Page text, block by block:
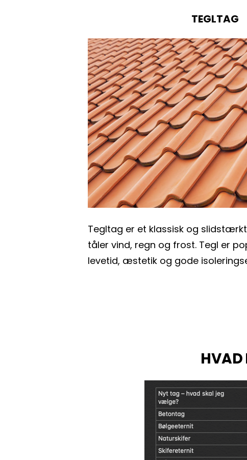
TEGLTAG
Tegltag er et klassisk og
tåler vind, regn og frost. Tegl er
levetid, æstetik og gode
HVAD